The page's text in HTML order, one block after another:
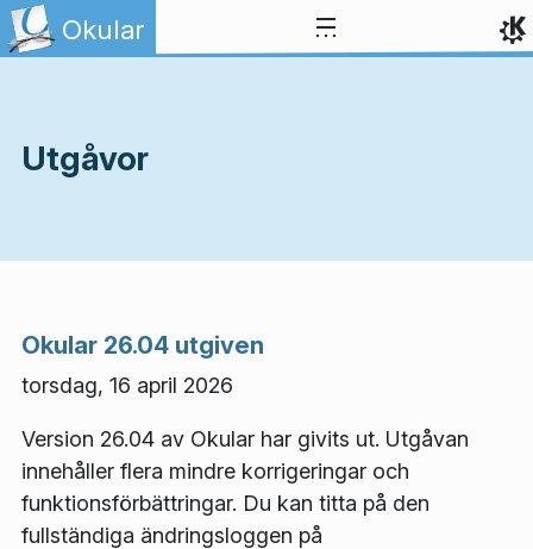
Gå till innehåll
Okular
Utgåvor
Okular 26.04 utgiven
torsdag, 16 april 2026
Version 26.04 av Okular har givits ut. Utgåvan
innehåller flera mindre korrigeringar och
funktionsförbättringar. Du kan titta på den
fullständiga ändringsloggen på